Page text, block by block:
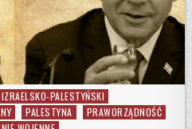
PALESTYŃSKI
PALESTYNA
PRAWORZĄDNOŚĆ